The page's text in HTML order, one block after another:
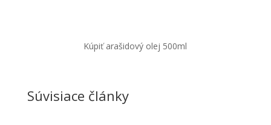
Kúpiť arašidový olej 500ml
Súvisiace články